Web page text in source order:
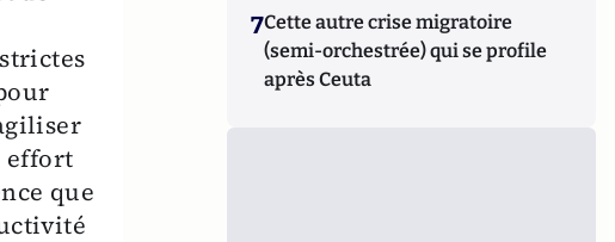
effort
que
7Cette autre crise migratoire
(semi-orchestrée) qui se profile
après Ceuta